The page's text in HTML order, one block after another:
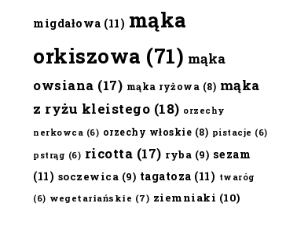
migdałowa (11) mąka
orkiszowa (71) mąka
owsiana (17) mąka ryżowa (8) mąka
z ryżu kleistego (18) orzechy
nerkowca (6) orzechy włoskie (8) pistacje (6)
pstrąg (6) ricotta (17) ryba (9) sezam
(11) soczewica (9) tagatoza (11) twaróg
(6) wegetariańskie (7) ziemniaki (10)